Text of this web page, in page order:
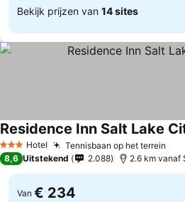
Bekijk prijzen van 14 sites
3 SterrenHotel Tennisbaan op het terrein
Residence Inn Salt Lake
8,6 Uitstekend 2.088 2.6 km vanaf
Van € 234